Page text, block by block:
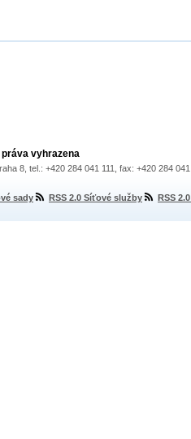
vyhrazena
8, tel.: +420 284 041 111, fax: +420 284
sady RSS 2.0 Síťové služby RSS